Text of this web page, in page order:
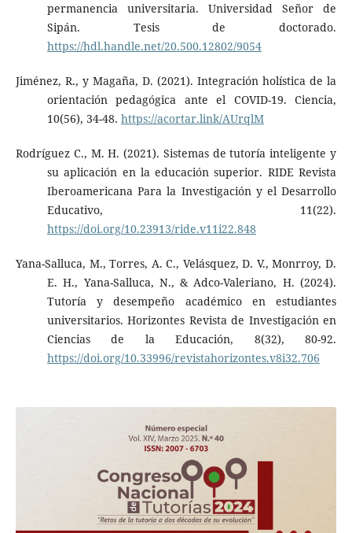
permanencia universitaria. Universidad Señor de
Sipán. Tesis de doctorado.
https://hdl.handle.net/20.500.12802/9054
Jiménez, R., y Magaña, D. (2021). Integración holística de la
orientación pedagógica ante el COVID-19. Ciencia,
10(56), 34-48. https://acortar.link/AUrqlM
Rodríguez C., M. H. (2021). Sistemas de tutoría inteligente y
su aplicación en la educación superior. RIDE Revista
Iberoamericana Para la Investigación y el Desarrollo
Educativo, 11(22).
https://doi.org/10.23913/ride.v11i22.848
Yana-Salluca, M., Torres, A. C., Velásquez, D. V., Monrroy, D.
E. H., Yana-Salluca, N., & Adco-Valeriano, H. (2024).
Tutoría y desempeño académico en estudiantes
universitarios. Horizontes Revista de Investigación en
Ciencias de la Educación, 8(32), 80-92.
https://doi.org/10.33996/revistahorizontes.v8i32.706